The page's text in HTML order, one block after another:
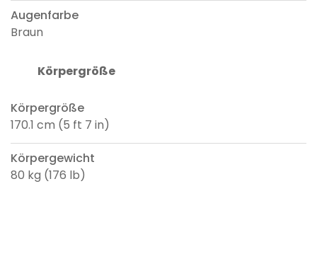
Augenfarbe
Braun
Körpergröße
Körpergröße
170.1 cm (5 ft 7 in)
Körpergewicht
80 kg (176 lb)